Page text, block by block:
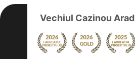
Vechiul Cazinou Arad